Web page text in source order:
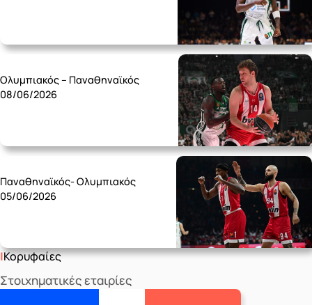
Ολυμπιακός – Παναθηναϊκός
08/06/2026
Παναθηναϊκός- Ολυμπιακός
05/06/2026
Κορυφαίες
Στοιχηματικές εταιρίες